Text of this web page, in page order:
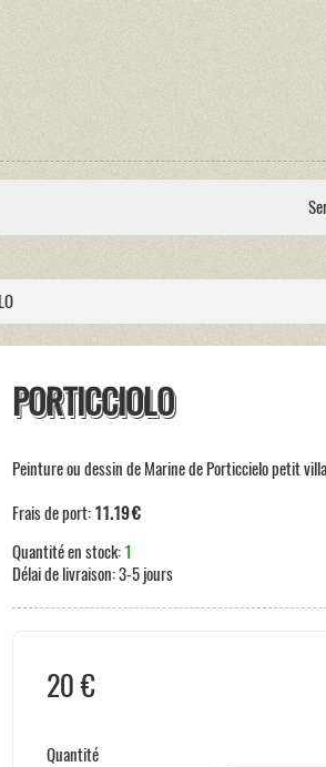
PORTICCIOLO
Peinture ou dessin de Marine de Porticcielo petit
Frais de port: 11.19 €
Quantité en stock: 1
Délai de livraison:3-5 jours
20 €
Quantité